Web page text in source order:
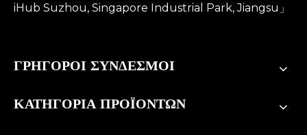
iHub Suzhou, Singapore Industrial Park, Jiangsu」
ΓΡΗΓΟΡΟΙ ΣΥΝΔΕΣΜΟΙ
ΚΑΤΗΓΟΡΙΑ ΠΡΟΪΟΝΤΩΝ